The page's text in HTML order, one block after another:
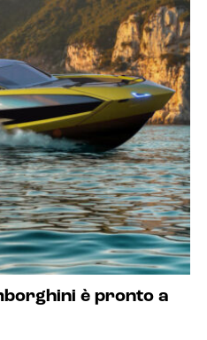
è pronto a